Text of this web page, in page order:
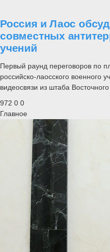
Россия и Лаос
совместных
учений
Первый раунд переговоров по
российско-лаосского военного
видеосвязи из штаба
972 0 0
Главное